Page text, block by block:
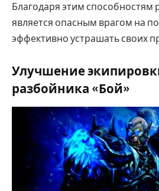
Благодаря этим способностям
является опасным врагом на
эффективно устрашать своих
Улучшение
разбойника «Бой»